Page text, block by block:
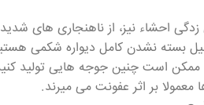
زدگی احشاء نیز، از ناهنجاری های
بسته نشدن کامل دیواره شکمی
ممکن است چنین جوجه هایی تولید
بر اثر عفونت می میرند.